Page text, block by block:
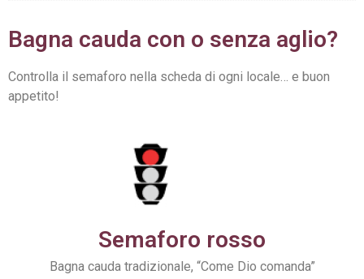
Bagna cauda con o senza aglio?
Controlla il semaforo nella scheda di ogni locale… e buon
appetito!
Semaforo rosso
Bagna cauda tradizionale, “Come Dio comanda”